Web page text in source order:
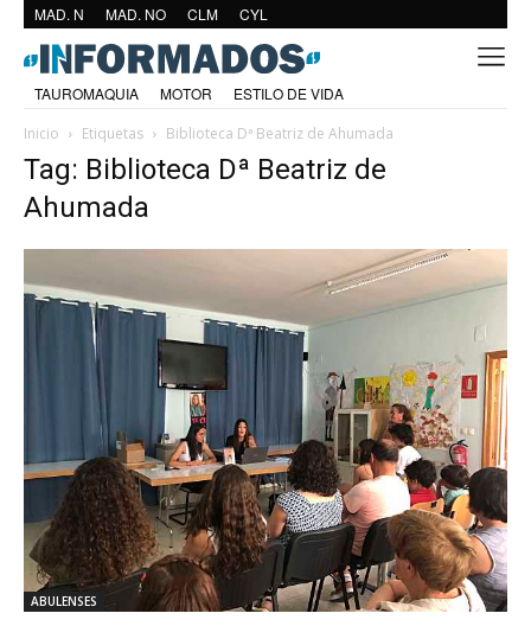
MAD. N MAD. NO CLM CYL
TAUROMAQUIA MOTOR
ESTILO DE VIDA
Inicio
Etiquetas Biblioteca Dª Beatriz de Ahumada
Tag: Biblioteca Dª Beatriz de
Ahumada
ABULENSES